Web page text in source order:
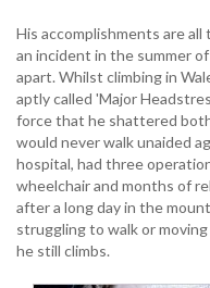
His accomplishments are
an incident in the summer
apart. Whilst climbing in
aptly called 'Major
force that he shattered
would never walk unaided
hospital, had three
wheelchair and months of
after a long day in the
struggling to walk or
he still climbs.